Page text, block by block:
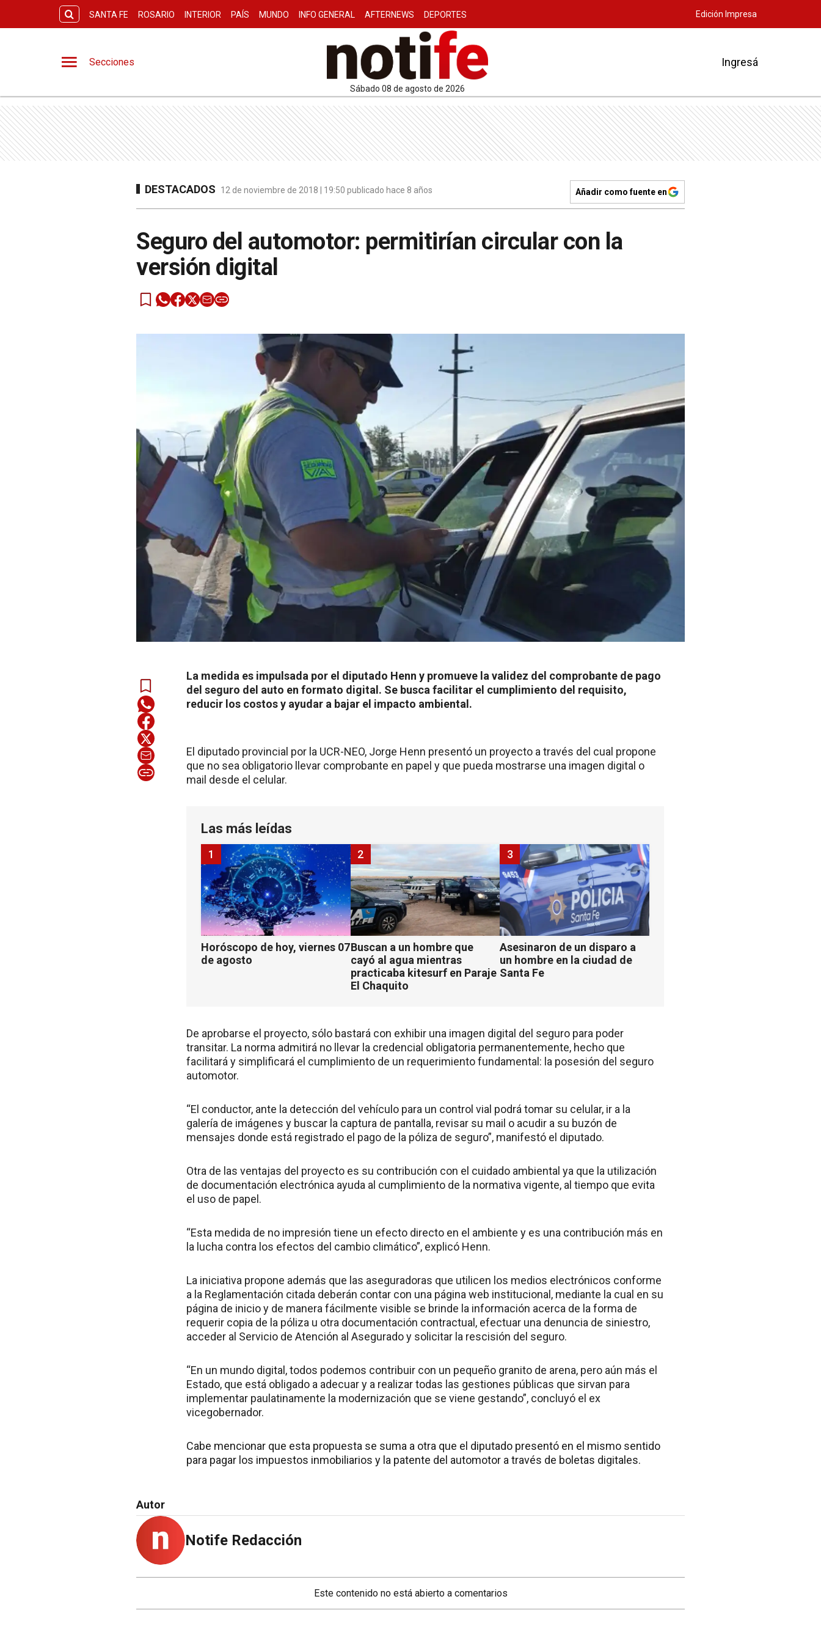
SANTA FE ROSARIO INTERIOR PAÍS MUNDO INFO GENERAL AFTERNEWS DEPORTES Edición Impresa
Secciones
sábado 08 de agosto de 2026
Ingresá
DESTACADOS 12 de noviembre de 2018 | 19:50 publicado hace 8 años Añadir como fuente en
Seguro del automotor: permitirían circular con la
versión digital
La medida es impulsada por el diputado Henn y promueve la validez del comprobante de pago
del seguro del auto en formato digital. Se busca facilitar el cumplimiento del requisito,
reducir los costos y ayudar a bajar el impacto ambiental.
El diputado provincial por la UCR-NEO, Jorge Henn presentó un proyecto a través del cual propone
que no sea obligatorio llevar comprobante en papel y que pueda mostrarse una imagen digital o
mail desde el celular.
Las más leídas
Horóscopo de hoy, viernes 07
de agosto
1
Buscan a un hombre que
cayó al agua mientras
practicaba kitesurf en Paraje
El Chaquito
2
Asesinaron de un disparo a
un hombre en la ciudad de
Santa Fe
3
De aprobarse el proyecto, sólo bastará con exhibir una imagen digital del seguro para poder
transitar. La norma admitirá no llevar la credencial obligatoria permanentemente, hecho que
facilitará y simplificará el cumplimiento de un requerimiento fundamental: la posesión del seguro
automotor.
“El conductor, ante la detección del vehículo para un control vial podrá tomar su celular, ir a la
galería de imágenes y buscar la captura de pantalla, revisar su mail o acudir a su buzón de
mensajes donde está registrado el pago de la póliza de seguro”, manifestó el diputado.
Otra de las ventajas del proyecto es su contribución con el cuidado ambiental ya que la utilización
de documentación electrónica ayuda al cumplimiento de la normativa vigente, al tiempo que evita
el uso de papel.
“Esta medida de no impresión tiene un efecto directo en el ambiente y es una contribución más en
la lucha contra los efectos del cambio climático”, explicó Henn.
La iniciativa propone además que las aseguradoras que utilicen los medios electrónicos conforme
a la Reglamentación citada deberán contar con una página web institucional, mediante la cual en su
página de inicio y de manera fácilmente visible se brinde la información acerca de la forma de
requerir copia de la póliza u otra documentación contractual, efectuar una denuncia de siniestro,
acceder al Servicio de Atención al Asegurado y solicitar la rescisión del seguro.
“En un mundo digital, todos podemos contribuir con un pequeño granito de arena, pero aún más el
Estado, que está obligado a adecuar y a realizar todas las gestiones públicas que sirvan para
implementar paulatinamente la modernización que se viene gestando”, concluyó el ex
vicegobernador.
Cabe mencionar que esta propuesta se suma a otra que el diputado presentó en el mismo sentido
para pagar los impuestos inmobiliarios y la patente del automotor a través de boletas digitales.
Autor
Notife Redacción
Este contenido no está abierto a comentarios